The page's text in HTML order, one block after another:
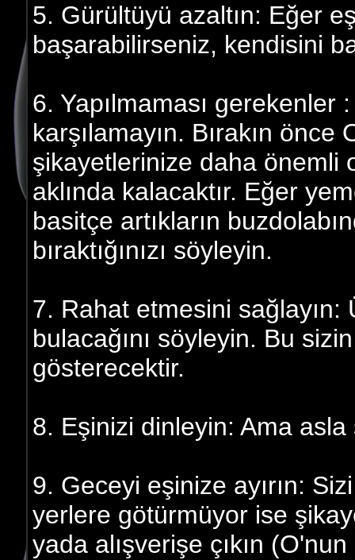
5. Gürültüyü azaltın: Eğer
başarabilirseniz, kendisini
6. Yapılmaması
karşılamayın. Bırakın
şikayetlerinize daha önemli
aklında kalacaktır. Eğer
basitçe artıkların
bıraktığınızı söyleyin.
7. Rahat etmesini
bulacağını söyleyin. Bu
gösterecektir.
8. Eşinizi dinleyin: Ama
9. Geceyi eşinize ayırın:
yerlere götürmüyor ise
yada alışverişe çıkın